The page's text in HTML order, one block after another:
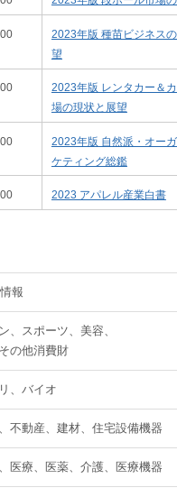
2023年版 種苗ビジネス
望
2023年版 レンタカー＆
場の現状と展望
2023年版 自然派・オー
ケティング総鑑
2023 アパレル産業白書
報
、スポーツ、美容、
の他消費財
、バイオ
不動産、建材、住宅設備機器
医療、医薬、介護、医療機器